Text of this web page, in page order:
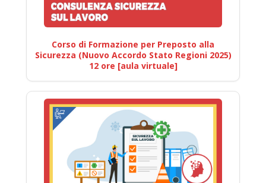
Corso di Formazione per Preposto alla
Sicurezza (Nuovo Accordo Stato Regioni 2025)
12 ore [aula virtuale]